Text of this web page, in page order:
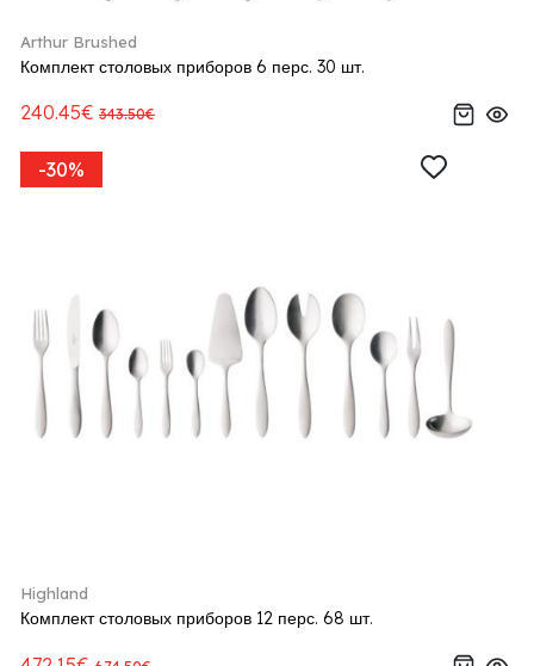
Arthur Brushed
Комплект столовых приборов 6 перс. 30 шт.
240.45€ 343.50€
-30%
Highland
Комплект столовых приборов 12 перс. 68 шт.